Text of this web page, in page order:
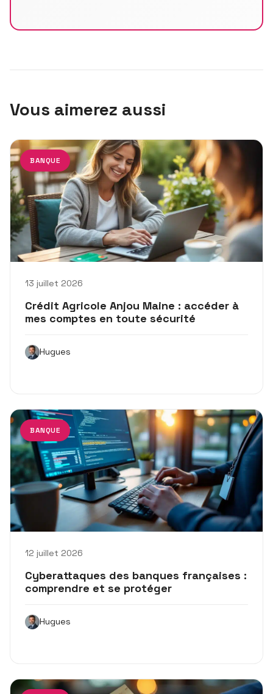
Vous aimerez aussi
BANQUE
13 juillet 2026
Crédit Agricole Anjou Maine : accéder à
mes comptes en toute sécurité
Hugues
BANQUE
12 juillet 2026
Cyberattaques des banques françaises :
comprendre et se protéger
Hugues